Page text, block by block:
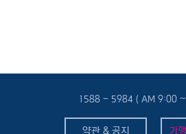
1588 - 5984 ( AM 9:00
약관 & 공지 가